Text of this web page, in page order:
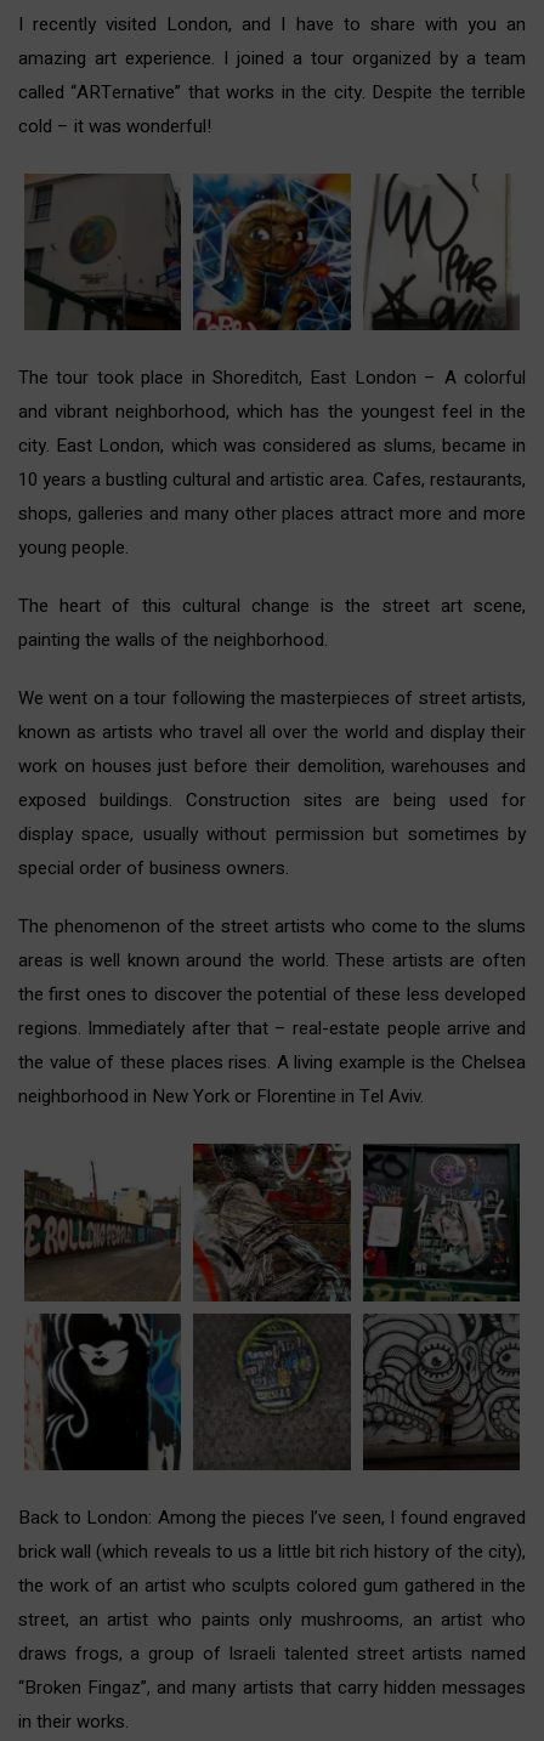
I recently visited London, and I have to share with you an
amazing art experience. I joined a tour organized by a team
called “ARTernative” that works in the city. Despite the terrible
cold – it was wonderful!
The tour took place in Shoreditch, East London – A colorful
and vibrant neighborhood, which has the youngest feel in the
city. East London, which was considered as slums, became in
10 years a bustling cultural and artistic area. Cafes, restaurants,
shops, galleries and many other places attract more and more
young people.
The heart of this cultural change is the street art scene,
painting the walls of the neighborhood.
We went on a tour following the masterpieces of street artists,
known as artists who travel all over the world and display their
work on houses just before their demolition, warehouses and
exposed buildings. Construction sites are being used for
display space, usually without permission but sometimes by
special order of business owners.
The phenomenon of the street artists who come to the slums
areas is well known around the world. These artists are often
the first ones to discover the potential of these less developed
regions. Immediately after that – real-estate people arrive and
the value of these places rises. A living example is the Chelsea
neighborhood in New York or Florentine in Tel Aviv.
Back to London: Among the pieces I’ve seen, I found engraved
brick wall (which reveals to us a little bit rich history of the city),
the work of an artist who sculpts colored gum gathered in the
street, an artist who paints only mushrooms, an artist who
draws frogs, a group of Israeli talented street artists named
“Broken Fingaz”, and many artists that carry hidden messages
in their works.